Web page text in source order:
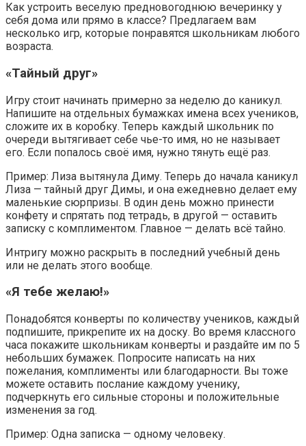
Как устроить веселую предновогоднюю вечеринку у
себя дома или прямо в классе? Предлагаем вам
несколько игр, которые понравятся школьникам любого
возраста.
«Тайный друг»
Игру стоит начинать примерно за неделю до каникул.
Напишите на отдельных бумажках имена всех учеников,
сложите их в коробку. Теперь каждый школьник по
очереди вытягивает себе чье-то имя, но не называет
его. Если попалось своё имя, нужно тянуть ещё раз.
Пример: Лиза вытянула Диму. Теперь до начала каникул
Лиза — тайный друг Димы, и она ежедневно делает ему
маленькие сюрпризы. В один день можно принести
конфету и спрятать под тетрадь, в другой — оставить
записку с комплиментом. Главное — делать всё тайно.
Интригу можно раскрыть в последний учебный день
или не делать этого вообще.
«Я тебе желаю!»
Понадобятся конверты по количеству учеников, каждый
подпишите, прикрепите их на доску. Во время классного
часа покажите школьникам конверты и раздайте им по 5
небольших бумажек. Попросите написать на них
пожелания, комплименты или благодарности. Вы тоже
можете оставить послание каждому ученику,
подчеркнуть его сильные стороны и положительные
изменения за год.
Пример: Одна записка — одному человеку.